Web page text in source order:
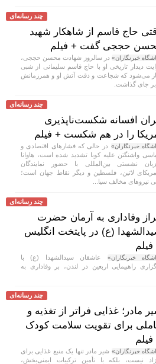
چند رسانه‌ای
حاج قاسم از شاهکار شهید
حججی گفت + فیلم
خبرنگاران» در سالروز شهادت محسن حججی،
دیدار تاریخی او با حاج قاسم سلیمانی از شبی
می‌شود که شجاعت و دقت آتش او و همرزمانش
بر جای گذاشت.
چند رسانه‌ای
افسانه شکست‌ناپذیری
را در هم شکست + فیلم
خبرنگاران» در حالی که فشار‌های اقتصادی و
واشنگتن علیه کوبا تشدید شده است، هاوانا
نشستی بین‌المللی با حضور نمایندگان
لاتین، فلسطین و دیگر نقاط جهان است؛
مخالف سیا...
چند رسانه‌ای
وفاداری به آرمان حضرت
(ع) در پایتخت انگلیس
خبرنگاران» عاشقان سیدالشهدا (ع) با
راهپیمایی اربعین در لندن، بر وفاداری به
چند رسانه‌ای
مادر؛ غذایی فراتر از تغذیه و
برای تقویت سلامت کودک
خبرنگاران» شیر مادر تنها یک منبع غذایی برای
نیست، بلکه با تأمین ترکیبات ایمنی‌بخش،